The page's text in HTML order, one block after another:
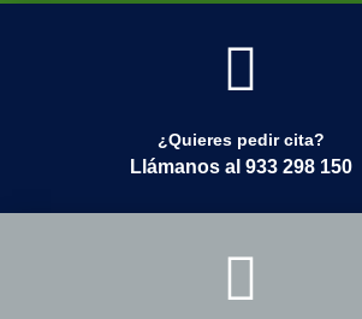
¿Quieres pedir cita?
Llámanos al 933 298 150